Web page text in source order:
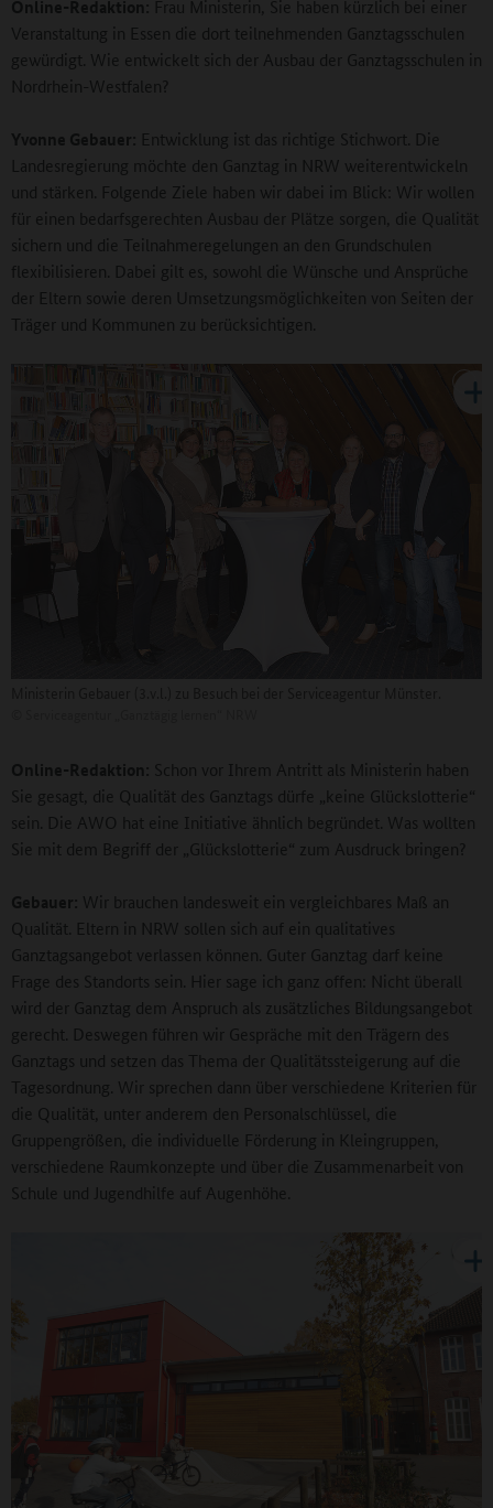
Online-Redaktion: Frau Ministerin, Sie haben kürzlich bei einer
Veranstaltung in Essen die dort teilnehmenden Ganztagsschulen
gewürdigt. Wie entwickelt sich der Ausbau der Ganztagsschulen in
Nordrhein-Westfalen?
Yvonne Gebauer: Entwicklung ist das richtige Stichwort. Die
Landesregierung möchte den Ganztag in NRW weiterentwickeln
und stärken. Folgende Ziele haben wir dabei im Blick: Wir wollen
für einen bedarfsgerechten Ausbau der Plätze sorgen, die Qualität
sichern und die Teilnahmeregelungen an den Grundschulen
flexibilisieren. Dabei gilt es, sowohl die Wünsche und Ansprüche
der Eltern sowie deren Umsetzungsmöglichkeiten von Seiten der
Träger und Kommunen zu berücksichtigen.
Online-Redaktion:
Schon vor Ihrem Antritt als Ministerin haben
Sie gesagt, die Qualität des Ganztags dürfe „keine Glückslotterie“
sein. Die AWO hat eine Initiative ähnlich begründet. Was wollten
Sie mit dem Begriff der „Glückslotterie“ zum Ausdruck bringen?
Gebauer: Wir brauchen landesweit ein vergleichbares Maß an
Qualität. Eltern in NRW sollen sich auf ein qualitatives
Ganztagsangebot verlassen können. Guter Ganztag darf keine
Frage des Standorts sein. Hier sage ich ganz offen: Nicht überall
wird der Ganztag dem Anspruch als zusätzliches Bildungsangebot
gerecht. Deswegen führen wir Gespräche mit den Trägern des
Ganztags und setzen das Thema der Qualitätssteigerung auf die
Tagesordnung. Wir sprechen dann über verschiedene Kriterien für
die Qualität, unter anderem den Personalschlüssel, die
Gruppengrößen, die individuelle Förderung in Kleingruppen,
verschiedene Raumkonzepte und über die Zusammenarbeit von
Schule und Jugendhilfe auf Augenhöhe.